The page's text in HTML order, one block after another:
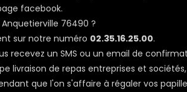
facebook.
76490 ?
sur notre numéro 02.35.16.25.00.
recevez un SMS ou un email de
livraison de repas entreprises et
que l'on s'affaire à régaler vos